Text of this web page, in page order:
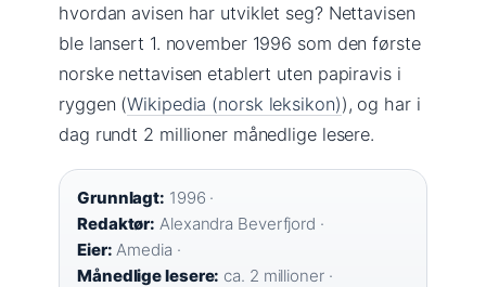
hvordan avisen har utviklet seg? Nettavisen
ble lansert 1. november 1996 som den første
norske nettavisen etablert uten papiravis i
ryggen (Wikipedia (norsk leksikon)), og har i
dag rundt 2 millioner månedlige lesere.
Grunnlagt: 1996 ·
Redaktør: Alexandra Beverfjord ·
Eier: Amedia ·
Månedlige lesere: ca. 2 millioner ·